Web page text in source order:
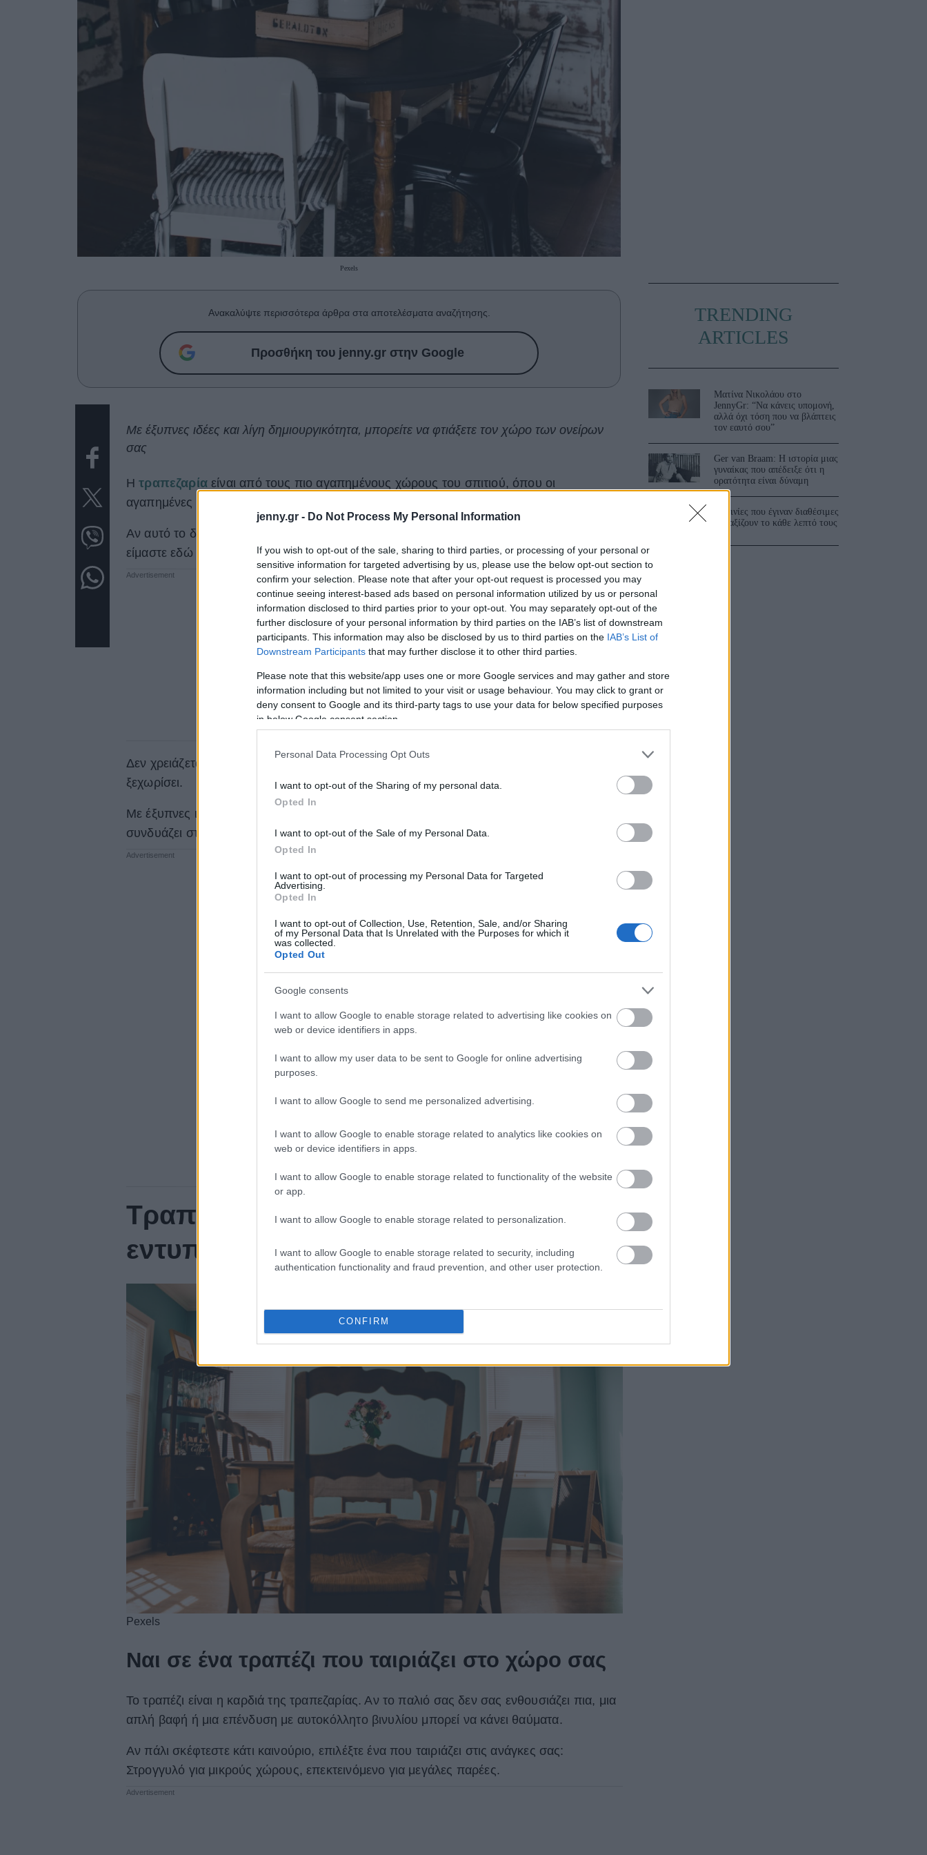
jenny.gr - Do Not Process My Personal Information
If you wish to opt-out of the sale, sharing to third parties, or processing of your personal or
sensitive information for targeted advertising by us, please use the below opt-out section to
confirm your selection. Please note that after your opt-out request is processed you may
continue seeing interest-based ads based on personal information utilized by us or personal
information disclosed to third parties prior to your opt-out. You may separately opt-out of the
further disclosure of your personal information by third parties on the IAB’s list of downstream
participants. This information may also be disclosed by us to third parties on the IAB’s List of
Downstream Participants that may further disclose it to other third parties.
Please note that this website/app uses one or more Google services and may gather and store
information including but not limited to your visit or usage behaviour. You may click to grant or
deny consent to Google and its third-party tags to use your data for below specified purposes
in below Google consent section.
Personal Data Processing Opt Outs
I want to opt-out of the Sharing of my personal data.
Opted In
I want to opt-out of the Sale of my Personal Data.
Opted In
I want to opt-out of processing my Personal Data for Targeted
Advertising.
Opted In
I want to opt-out of Collection, Use, Retention, Sale, and/or Sharing
of my Personal Data that Is Unrelated with the Purposes for which it
was collected.
Opted Out
Google consents
I want to allow Google to enable storage related to advertising like cookies on
web or device identifiers in apps.
I want to allow my user data to be sent to Google for online advertising
purposes.
I want to allow Google to send me personalized advertising.
I want to allow Google to enable storage related to analytics like cookies on
web or device identifiers in apps.
I want to allow Google to enable storage related to functionality of the website
or app.
I want to allow Google to enable storage related to personalization.
I want to allow Google to enable storage related to security, including
authentication functionality and fraud prevention, and other user protection.
CONFIRM
Pexels
Ανακαλύψτε περισσότερα άρθρα στα αποτελέσματα αναζήτησης.
Προσθήκη του jenny.gr στην Google
Με έξυπνες ιδέες και λίγη δημιουργικότητα, μπορείτε να φτιάξετε τον χώρο των ονείρων
σας
Ητραπεζαρίαείναι από τους πιο αγαπημένους χώρους του σπιτιού, όπου οι
αγαπημένες μας στιγμές αποκτούν γεύση και ζεστασιά.
Αν αυτό το διάστημα είστε στη φάση που θέλετε να κάνετε κάποιες αλλαγές, εμείς
είμαστε εδώ για να σας δώσουμε την έμπνευση που ψάχνετε.
Δεν χρειάζεται να ξοδέψετε μια περιουσία για να κάνετε την
ξεχωρίσει.
Με έξυπνες ιδέες και λίγη δημιουργικότητα, μπορείτε να φτιάξετε έναν χώρο που
συνδυάζει στυλ, άνεση και λειτουργικότητα.
Τραπεζαρία: 8 tips για ένα
εντυπωσιακό αποτέλεσμα
Pexels
Ναι σε ένα τραπέζι που ταιριάζει στο χώρο σας
Το τραπέζι είναι η καρδιά της τραπεζαρίας. Αν το παλιό σας δεν σας ενθουσιάζει πια, μια
απλή βαφή ή μια επένδυση με αυτοκόλλητο βινυλίου μπορεί να κάνει θαύματα.
Αν πάλι σκέφτεστε κάτι καινούριο, επιλέξτε ένα που ταιριάζει στις ανάγκες σας:
Στρογγυλό για μικρούς χώρους, επεκτεινόμενο για μεγάλες παρέες.
TRENDING
ARTICLES
Ματίνα Νικολάου στο
JennyGr: “Να κάνεις υπομονή,
αλλά όχι τόση που να βλάπτεις
τον εαυτό σου”
Ger van Braam: Η ιστορία μιας
γυναίκας που απέδειξε ότι η
ορατότητα είναι δύναμη
3 ταινίες που έγιναν διαθέσιμες
και αξίζουν το κάθε λεπτό τους